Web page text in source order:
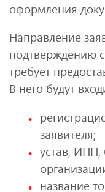
оформления
Направление
подтверждению
требует
В него будут
заявителя;
устав, ИНН,
название